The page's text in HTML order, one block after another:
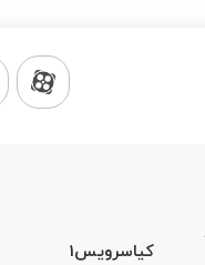
کیاسرویس1